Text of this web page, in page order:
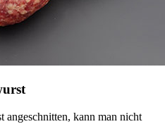
angeschnitten, kann man nicht